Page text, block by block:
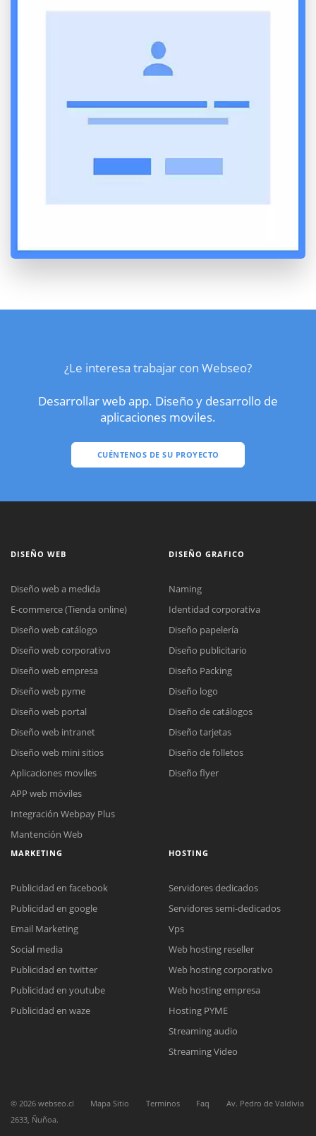
¿Le interesa trabajar con Webseo?
Desarrollar web app. Diseño y desarrollo de
aplicaciones moviles.
CUÉNTENOS DE SU PROYECTO
Reunión online
Nuestros ejecutivos le enviarán un correo electrónico con el enlace a
Meet para la reunión online.
Cotización
Chat Online
Todos nuestros ejecutivos están fuera de línea. Complete el formulario
DISEÑO WEB
Diseño web a medida
E-commerce (Tienda online)
Diseño web catálogo
Diseño web corporativo
Diseño web empresa
Diseño web pyme
Diseño web portal
Diseño web intranet
Diseño web mini sitios
Aplicaciones moviles
APP web móviles
Integración Webpay Plus
Mantención Web
DISEÑO GRAFICO
Naming
Identidad corporativa
Diseño papelería
Diseño publicitario
Diseño Packing
Diseño logo
Diseño de catálogos
Diseño tarjetas
Diseño de folletos
Diseño flyer
MARKETING
Publicidad en facebook
Publicidad en google
Email Marketing
Social media
Publicidad en twitter
Publicidad en youtube
Publicidad en waze
HOSTING
Servidores dedicados
Servidores semi-dedicados
Vps
Web hosting reseller
Web hosting corporativo
Web hosting empresa
Hosting PYME
Streaming audio
Streaming Video
© 2026 webseo.cl Mapa Sitio Terminos Faq
Av. Pedro de Valdivia
2633, Ñuñoa.